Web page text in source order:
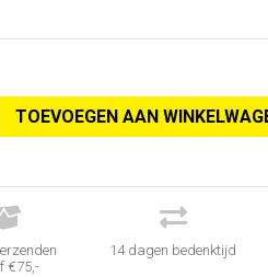
TOEVOEGEN AAN
€75,-

14 dagen bedenktijd